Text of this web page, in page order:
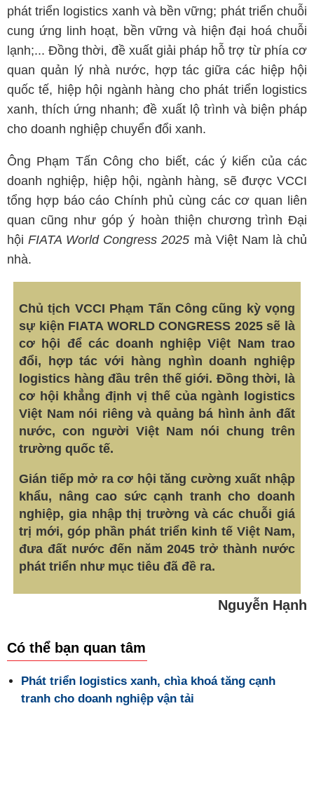
phát triển logistics xanh và bền vững; phát triển chuỗi
cung ứng linh hoạt, bền vững và hiện đại hoá chuỗi
lạnh;... Đồng thời, đề xuất giải pháp hỗ trợ từ phía cơ
quan quản lý nhà nước, hợp tác giữa các hiệp hội
quốc tế, hiệp hội ngành hàng cho phát triển logistics
xanh, thích ứng nhanh; đề xuất lộ trình và biện pháp
cho doanh nghiệp chuyển đổi xanh.
Ông Phạm Tấn Công cho biết, các ý kiến của các
doanh nghiệp, hiệp hội, ngành hàng, sẽ được VCCI
tổng hợp báo cáo Chính phủ cùng các cơ quan liên
quan cũng như góp ý hoàn thiện chương trình Đại
hộiFIATA World Congress 2025 mà Việt Nam là chủ
nhà.
Chủ tịch VCCI Phạm Tấn Công cũng kỳ vọng
sự kiện FIATA WORLD CONGRESS 2025 sẽ là
cơ hội để các doanh nghiệp Việt Nam trao
đổi, hợp tác với hàng nghìn doanh nghiệp
logistics hàng đầu trên thế giới. Đồng thời, là
cơ hội khẳng định vị thế của ngành logistics
Việt Nam nói riêng và quảng bá hình ảnh đất
nước, con người Việt Nam nói chung trên
trường quốc tế.
Gián tiếp mở ra cơ hội tăng cường xuất nhập
khẩu, nâng cao sức cạnh tranh cho doanh
nghiệp, gia nhập thị trường và các chuỗi giá
trị mới, góp phần phát triển kinh tế Việt Nam,
đưa đất nước đến năm 2045 trở thành nước
phát triển như mục tiêu đã đề ra.
Nguyễn Hạnh
Có thể bạn quan tâm
Phát triển logistics xanh, chìa khoá tăng cạnh
tranh cho doanh nghiệp vận tải